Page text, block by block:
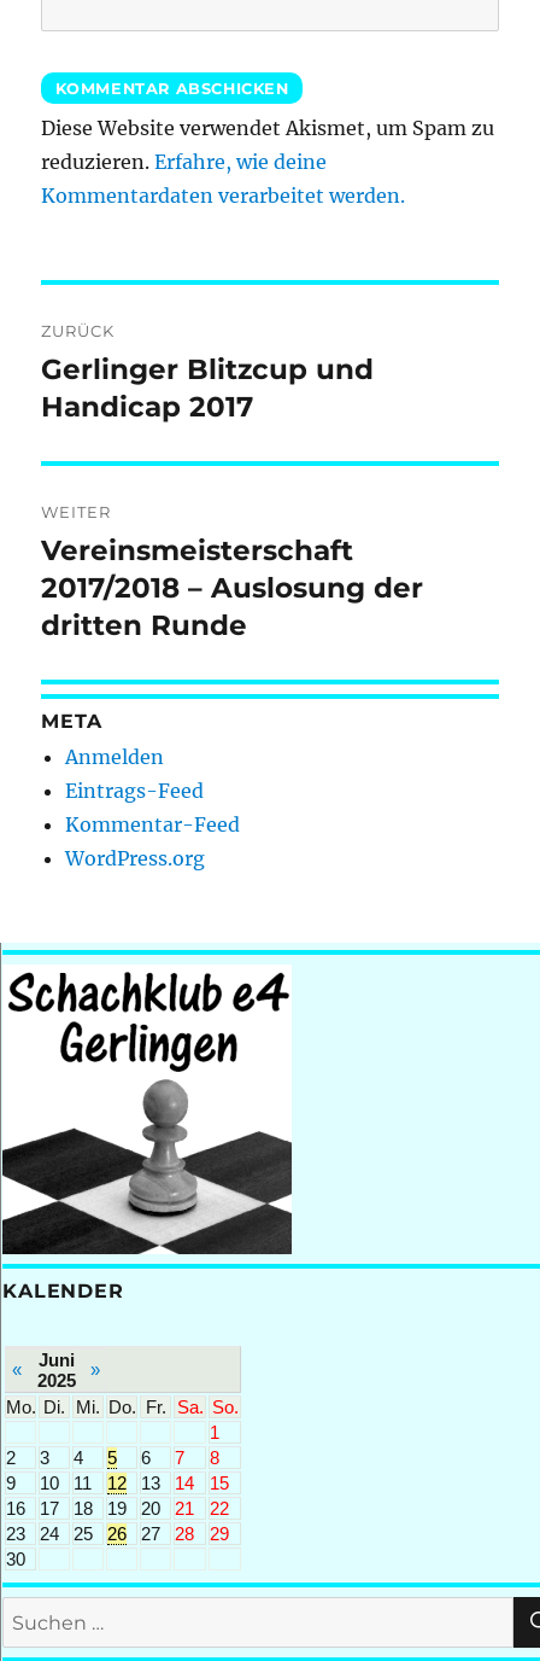
Diese Website verwendet Akismet, um Spam zu
reduzieren.Erfahre, wie deine
Kommentardaten verarbeitet werden.
ZURÜCK
Vorheriger
Beitrag:
Gerlinger Blitzcup und
Handicap 2017
WEITER
Nächster
Beitrag:
Vereinsmeisterschaft
2017/2018 – Auslosung der
dritten Runde
META
Anmelden
Eintrags-Feed
Kommentar-Feed
WordPress.org
KALENDER
«
Juni
2025
»
Mo. Di. Mi. Do. Fr. Sa. So.
1
2
3 4 5 6 7
8
9
10 11 12 13 14
15
16
17 18 19 20 21
22
23
24 25 26 27 28
29
30
Suchen
nach: